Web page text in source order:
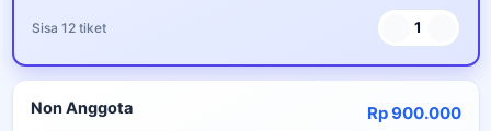
Sisa 12 tiket 1
Non Anggota Rp 900.000